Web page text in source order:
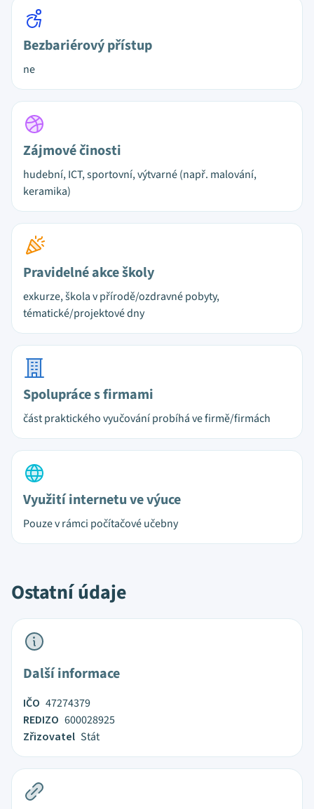
Bezbariérový přístup
ne
Zájmové činosti
hudební, ICT, sportovní, výtvarné (např. malování,
keramika)
Pravidelné akce školy
exkurze, škola v přírodě/ozdravné pobyty,
tématické/projektové dny
Spolupráce s firmami
část praktického vyučování probíhá ve firmě/firmách
Využití internetu ve výuce
Pouze v rámci počítačové učebny
Ostatní údaje
Další informace
IČO 47274379
REDIZO 600028925
Zřizovatel Stát